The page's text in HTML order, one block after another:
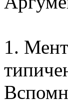
1.